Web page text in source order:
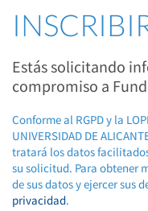
Estás solicitando
compromiso a
Conforme al RGPD y la
UNIVERSIDAD DE
tratará los datos
su solicitud. Para obtener
de sus datos y ejercer sus
privacidad.